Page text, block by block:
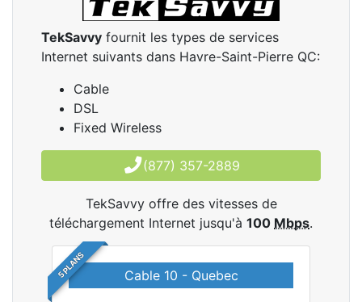
TekSavvy fournit les types de services
Internet suivants dans Havre-Saint-Pierre QC:
Cable
DSL
Fixed Wireless
(877) 357-2889
TekSavvy offre des vitesses de
téléchargement Internet jusqu'à 100 Mbps.
5 PLANS Cable 10 - Quebec